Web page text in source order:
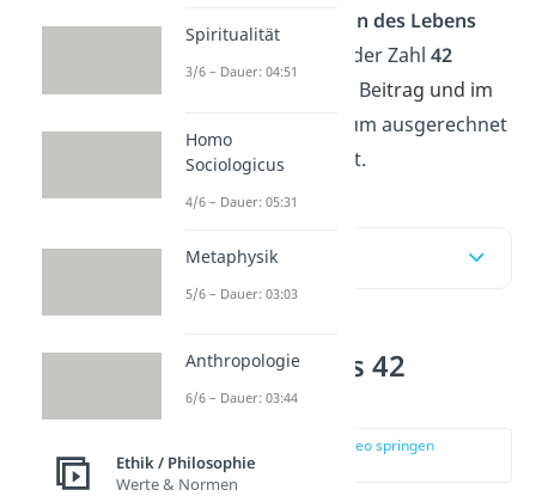
Die Frage nach dem
Sinn des Lebens
wird oft humorvoll mit der Zahl 42
beantwortet. In diesem Beitrag und im
rfährst du, warum ausgerechnet
eine Zahl die Antwort ist.
Inhaltsübersicht
Sinn des Lebens 42
einfach erklärt
zur Stelle im Video springen
(00:16)
Spiritualität
3/6 – Dauer: 04:51
Homo
Sociologicus
4/6 – Dauer: 05:31
Metaphysik
5/6 – Dauer: 03:03
Anthropologie
6/6 – Dauer: 03:44
Ethik / Philosophie
Werte & Normen